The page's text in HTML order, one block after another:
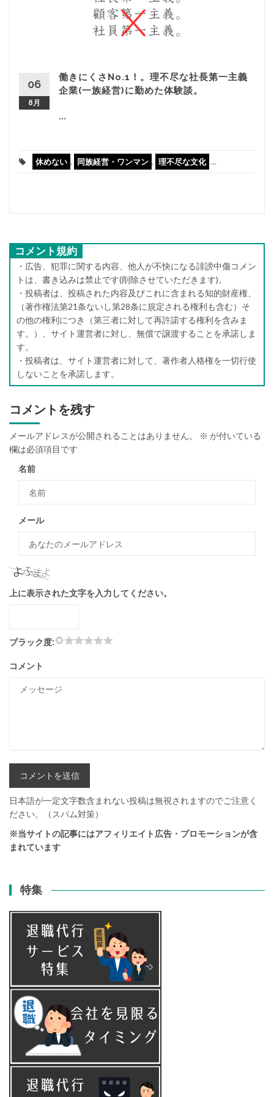
06
8月
働きにくさNo.1！。理不尽な社長第一主義
企業(一族経営)に勤めた体験談。
...
休めない , 同族経営・ワンマン , 理不尽な文化 ...
コメント規約
・広告、犯罪に関する内容、他人が不快になる誹謗中傷コメン
トは、書き込みは禁止です(削除させていただきます)。
・投稿者は、投稿された内容及びこれに含まれる知的財産権、
（著作権法第21条ないし第28条に規定される権利も含む）そ
の他の権利につき（第三者に対して再許諾する権利を含みま
す。）、サイト運営者に対し、無償で譲渡することを承諾しま
す。
・投稿者は、サイト運営者に対して、著作者人格権を一切行使
しないことを承諾します。
コメントを残す
メールアドレスが公開されることはありません。 ※ が付いている
欄は必須項目です
名前
メール
上に表示された文字を入力してください。
ブラック度:
コメント
日本語が一定文字数含まれない投稿は無視されますのでご注意く
ださい。（スパム対策）
※当サイトの記事にはアフィリエイト広告・プロモーションが含
まれています
特集